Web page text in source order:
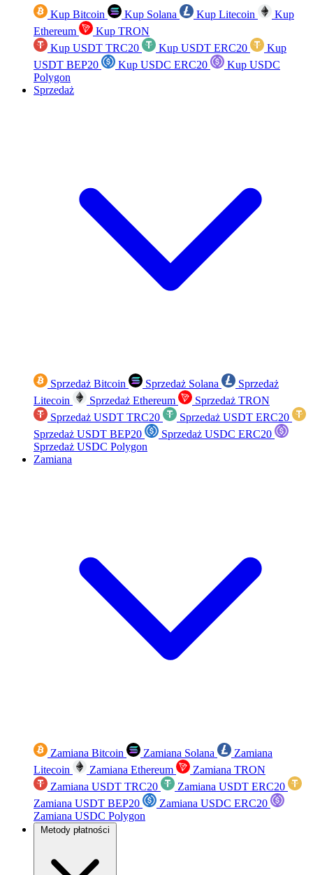
Kup Bitcoin Kup Solana Kup Litecoin
Kup
Ethereum
Kup TRON
Kup USDT TRC20
Kup USDT ERC20
Kup
USDT BEP20
Kup USDC ERC20
Kup USDC
Polygon
Sprzedaż
Sprzedaż Bitcoin Sprzedaż Solana
Sprzedaż
Litecoin
Sprzedaż Ethereum
Sprzedaż TRON
Sprzedaż USDT TRC20
Sprzedaż USDT ERC20
Sprzedaż USDT BEP20
Sprzedaż USDC ERC20
Sprzedaż USDC Polygon
Zamiana
Zamiana Bitcoin Zamiana Solana
Zamiana
Litecoin
Zamiana Ethereum
Zamiana TRON
Zamiana USDT TRC20
Zamiana USDT ERC20
Zamiana USDT BEP20
Zamiana USDC ERC20
Zamiana USDC Polygon
Metody płatności